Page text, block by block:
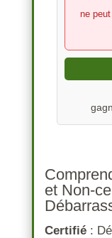
ne
et Non-
Certifié: